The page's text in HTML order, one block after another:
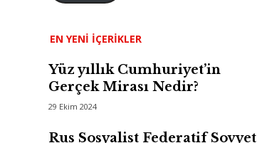
EN YENI İÇERIKLER
Yüz yıllık Cumhuriyet’in
Gerçek Mirası Nedir?
29 Ekim 2024
Rus Sosyalist Federatif Sovyet